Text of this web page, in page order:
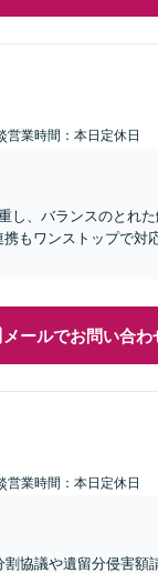
営業時間：本日定休日
し、バランスのとれ
もワンストップで対
メールでお問い合わ
営業時間：本日定休日
協議や遺留分侵害額